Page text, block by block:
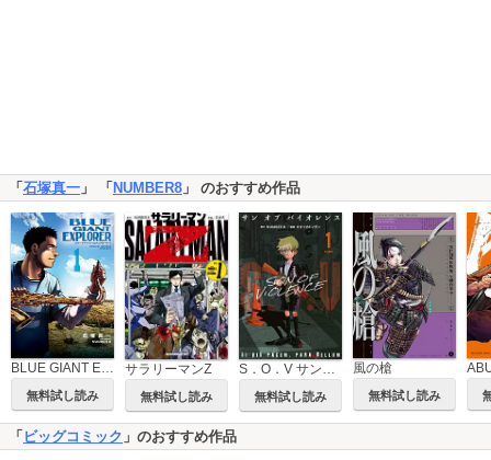
「 石塚真一 」 「 NUMBER8 」 のおすすめ作品
BLUE GIANT EXPLORER
無料試し読み
サラリーマンZ
無料試し読み 無料試し読み
風の槍
無料試し読み
「ビッグコミック 」のおすすめ作品